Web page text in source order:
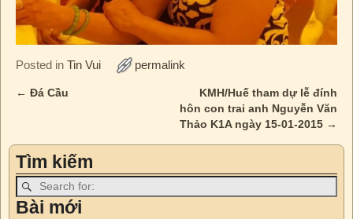
Posted in Tin Vui permalink
← Đá Cầu
KMH/Huế tham dự lễ đính
hôn con trai anh Nguyễn Văn
Thảo K1A ngày 15-01-2015 →
Tìm kiếm
Bài mới